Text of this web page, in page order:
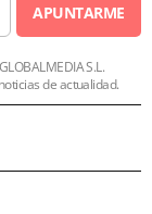
APUNTARME
S.L.
de actualidad.